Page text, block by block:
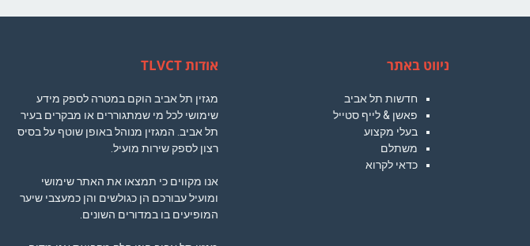
ניווט באתר
חדשות תל אביב
פאשן & לייף סטייל
בעלי מקצוע
משתלם
כדאי לקרוא
אודות TLVCT
מגזין תל אביב הוקם במטרה לספק מידע
שימושי לכל מי שמתגוררים או מבקרים בעיר
תל אביב. המגזין מנוהל באופן שוטף על בסיס
רצון לספק שירות מועיל.
אנו מקווים כי תמצאו את האתר שימושי
ומועיל עבורכם הן כגולשים והן כמעצבי שיער
המופיעים בו במדורים השונים.